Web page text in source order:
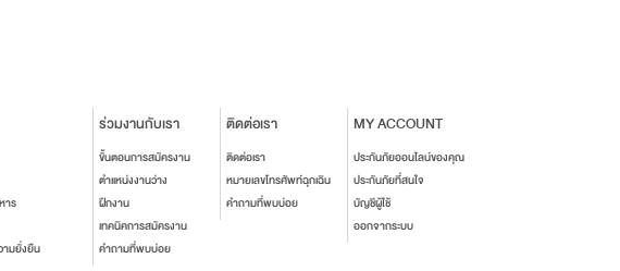
าร
มยั่งยืน
ร่วมงานกับเรา
ขั้นตอนการสมัครงาน
ตำแหน่งงานว่าง
ฝึกงาน
เทคนิคการสมัครงาน
คำถามที่พบบ่อย
ติดต่อเรา
ติดต่อเรา
หมายเลขโทรศัพท์ฉุกเฉิน
คำถามที่พบบ่อย
MY ACCOUNT
ประกันภัยออนไลน์ของคุณ
ประกันภัยที่สนใจ
บัญชีผู้ใช้
ออกจากระบบ